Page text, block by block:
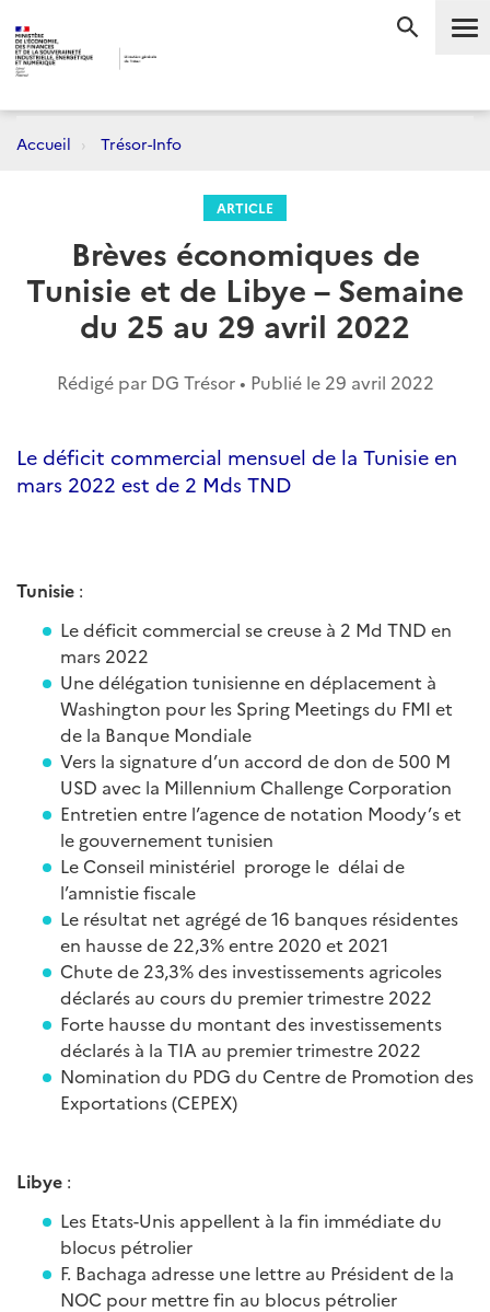
Accueil Trésor-Info
ARTICLE
Brèves économiques de
Tunisie et de Libye – Semaine
du 25 au 29 avril 2022
Rédigé par DG Trésor • Publié le 29 avril 2022
Le déficit commercial mensuel de la Tunisie en
mars 2022 est de 2 Mds TND
Tunisie :
Le déficit commercial se creuse à 2 Md TND en
mars 2022
Une délégation tunisienne en déplacement à
Washington pour les Spring Meetings du FMI et
de la Banque Mondiale
Vers la signature d’un accord de don de 500 M
USD avec la Millennium Challenge Corporation
Entretien entre l’agence de notation Moody’s et
le gouvernement tunisien
Le Conseil ministériel proroge le délai de
l’amnistie fiscale
Le résultat net agrégé de 16 banques résidentes
en hausse de 22,3% entre 2020 et 2021
Chute de 23,3% des investissements agricoles
déclarés au cours du premier trimestre 2022
Forte hausse du montant des investissements
déclarés à la TIA au premier trimestre 2022
Nomination du PDG du Centre de Promotion des
Exportations (CEPEX)
Libye :
Les Etats-Unis appellent à la fin immédiate du
blocus pétrolier
F. Bachaga adresse une lettre au Président de la
NOC pour mettre fin au blocus pétrolier